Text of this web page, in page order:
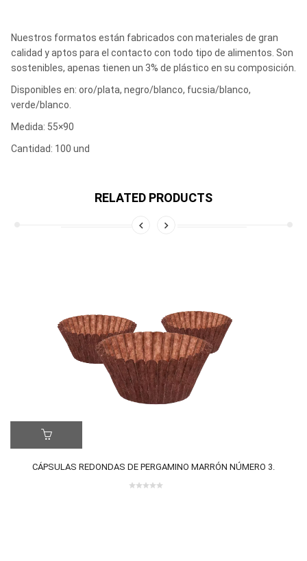
Nuestros formatos están fabricados con materiales de gran
calidad y aptos para el contacto con todo tipo de alimentos. Son
sostenibles, apenas tienen un 3% de plástico en su composición.
Disponibles en: oro/plata, negro/blanco, fucsia/blanco,
verde/blanco.
Medida: 55×90
Cantidad: 100 und
RELATED PRODUCTS
CÁPSULAS REDONDAS DE PERGAMINO MARRÓN NÚMERO 3.